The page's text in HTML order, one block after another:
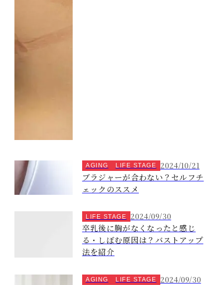
AGING LIFE STAGE 2024/10/21
ブラジャーが合わない？セルフチ
ェックのススメ
LIFE STAGE 2024/09/30
卒乳後に胸がなくなったと感じ
る・しぼむ原因は？バストアップ
法を紹介
AGING LIFE STAGE 2024/09/30